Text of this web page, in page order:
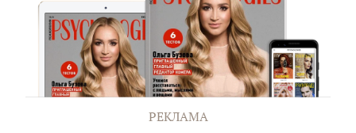
РЕКЛАМА